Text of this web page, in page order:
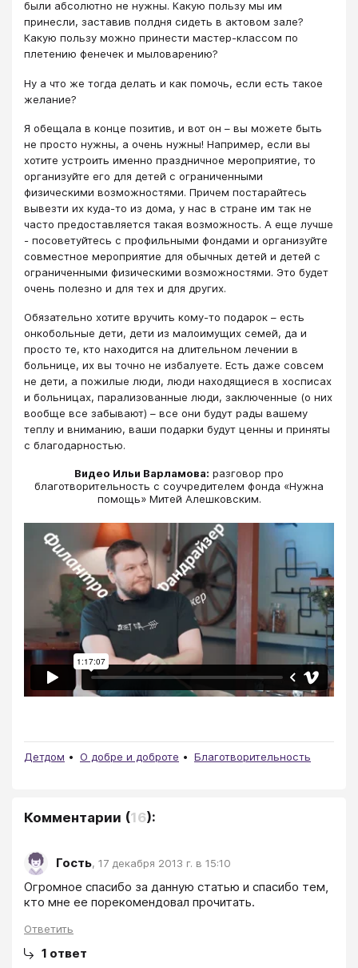
были абсолютно не нужны. Какую пользу мы им
принесли, заставив полдня сидеть в актовом зале?
Какую пользу можно принести мастер-классом по
плетению фенечек и мыловарению?
Ну а что же тогда делать и как помочь, если есть такое
желание?
Я обещала в конце позитив, и вот он – вы можете быть
не просто нужны, а очень нужны! Например, если вы
хотите устроить именно праздничное мероприятие, то
организуйте его для детей с ограниченными
физическими возможностями. Причем постарайтесь
вывезти их куда-то из дома, у нас в стране им так не
часто предоставляется такая возможность. А еще лучше
- посоветуйтесь с профильными фондами и организуйте
совместное мероприятие для обычных детей и детей с
ограниченными физическими возможностями. Это будет
очень полезно и для тех и для других.
Обязательно хотите вручить кому-то подарок – есть
онкобольные дети, дети из малоимущих семей, да и
просто те, кто находится на длительном лечении в
больнице, их вы точно не избалуете. Есть даже совсем
не дети, а пожилые люди, люди находящиеся в хосписах
и больницах, парализованные люди, заключенные (о них
вообще все забывают) – все они будут рады вашему
теплу и вниманию, ваши подарки будут ценны и приняты
с благодарностью.
Видео Ильи Варламова: разговор про
благотворительность с соучредителем фонда «Нужна
помощь» Митей Алешковским.
Детдом О добре и доброте Благотворительность
Комментарии (16):
Гость, 17 декабря 2013 г. в 15:10
Огромное спасибо за данную статью и спасибо тем,
кто мне ее порекомендовал прочитать.
Ответить
1 ответ